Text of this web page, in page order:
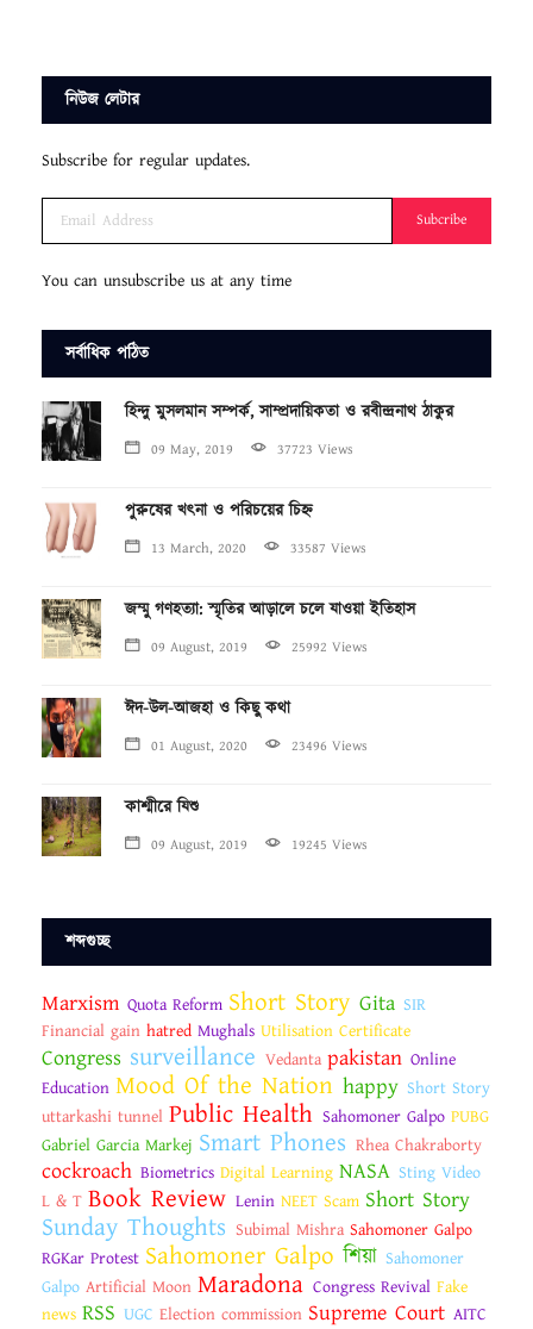
নিউজ লেটার
Subscribe for regular updates.
Subcribe
You can unsubscribe us at any time
সর্বাধিক পঠিত
হিন্দু মুসলমান সম্পর্ক, সাম্প্রদায়িকতা ও রবীন্দ্রনাথ ঠাকুর
09 May, 2019 37723 Views
পুরুষের খৎনা ও পরিচয়ের চিহ্ন
13 March, 2020 33587 Views
জম্মু গণহত্যা: স্মৃতির আড়ালে চলে যাওয়া ইতিহাস
09 August, 2019 25992 Views
ঈদ-উল-আজহা ও কিছু কথা
01 August, 2020 23496 Views
কাশ্মীরে যিশু
09 August, 2019 19245 Views
শব্দগুচ্ছ
Marxism Quota Reform Short Story Gita SIR
Financial gain hatred Mughals Utilisation Certificate
Congress surveillance Vedanta pakistan Online
Education Mood Of the Nation happy Short Story
uttarkashi tunnel Public Health Sahomoner Galpo PUBG
Gabriel Garcia Markej Smart Phones Rhea Chakraborty
cockroach Biometrics Digital Learning NASA Sting Video
L & T Book Review Lenin NEET Scam Short Story
Sunday Thoughts Subimal Mishra Sahomoner Galpo
RGKar Protest Sahomoner Galpo শিয়া Sahomoner
Galpo Artificial Moon Maradona Congress Revival Fake
news RSS UGC Election commission Supreme Court AITC